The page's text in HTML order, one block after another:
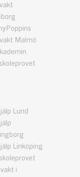
Malmö
Lund
Linköping
i